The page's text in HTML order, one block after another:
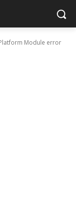
Module error